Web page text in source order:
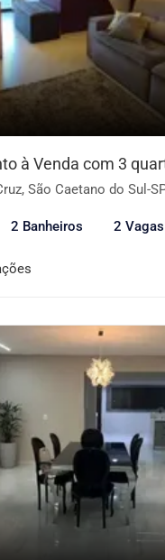
à Venda com 3
São Caetano do Sul-
2 Banheiros 2 Vagas